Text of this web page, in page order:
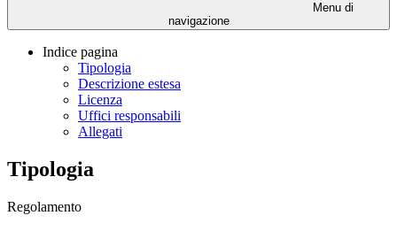
Menu di
navigazione
Indice pagina
Tipologia
Descrizione estesa
Licenza
Uffici responsabili
Allegati
Tipologia
Regolamento